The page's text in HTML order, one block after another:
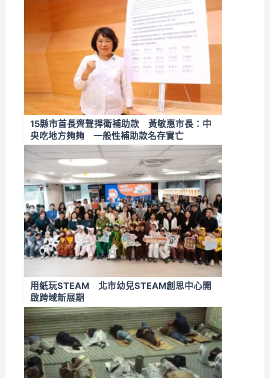
15縣市首長齊聲捍衛補助款 黃敏惠市長：中
央吃地方夠夠 一般性補助款名存實亡
用紙玩STEAM 北市幼兒STEAM創思中心開
啟跨域新展期